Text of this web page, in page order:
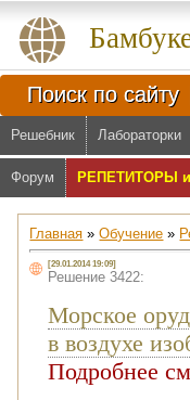
Поиск по сайту
Решебник Лабораторки
Форум РЕПЕТИТОРЫ
Главная »Обучение »
[29.01.2014 19:09]
Решение 3422:
Морское
в воздухе
Подробнее